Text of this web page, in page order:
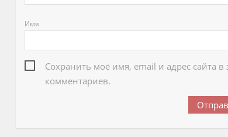
Имя
Сохранить моё имя, email и адрес сайта
комментариев.